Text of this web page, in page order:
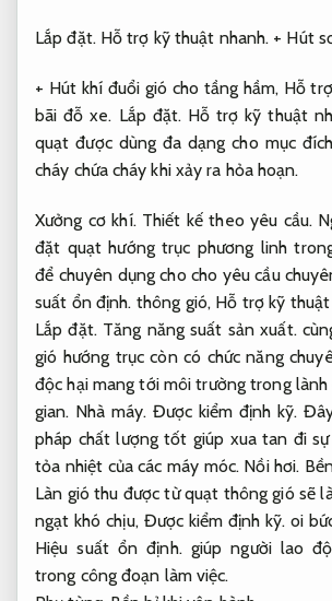
Lắp đặt. Hỗ trợ kỹ thuật nhanh. + Hút
+ Hút khí đuổi gió cho tầng hầm, Hỗ
bãi đỗ xe. Lắp đặt. Hỗ trợ kỹ thuật
quạt được dùng đa dạng cho mục
cháy chứa cháy khi xảy ra hỏa hoạn.
Xưởng cơ khí. Thiết kế theo yêu cầu.
đặt quạt hướng trục phương linh
để chuyên dụng cho cho yêu cầu
suất ổn định. thông gió, Hỗ trợ kỹ thuật
Lắp đặt. Tăng năng suất sản xuất.
gió hướng trục còn có chức năng
độc hại mang tới môi trường trong lành
gian. Nhà máy. Được kiểm định kỹ.
pháp chất lượng tốt giúp xua tan đi
tỏa nhiệt của các máy móc. Nồi hơi.
Làn gió thu được từ quạt thông gió sẽ
ngạt khó chịu, Được kiểm định kỹ. oi
Hiệu suất ổn định. giúp người lao
trong công đoạn làm việc.